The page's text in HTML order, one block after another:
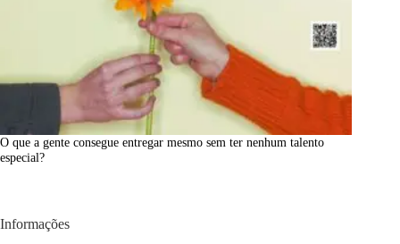
O que a gente consegue entregar mesmo sem ter nenhum talento
especial?
Informações